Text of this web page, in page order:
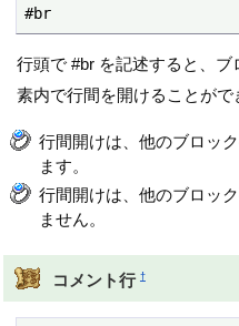
#br
行頭で #br を記述すると、
素内で行間を開けることがで
行間開けは、他のブロッ
ます。
行間開けは、他のブロッ
ません。
コメント行 †